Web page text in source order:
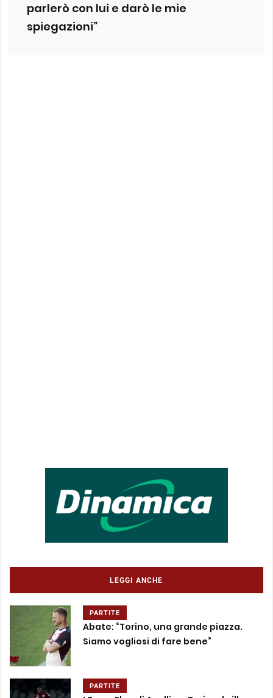
parlerò con lui e darò le mie
spiegazioni”
LEGGI ANCHE
PARTITE
Abate: “Torino, una grande piazza.
Siamo vogliosi di fare bene”
PARTITE